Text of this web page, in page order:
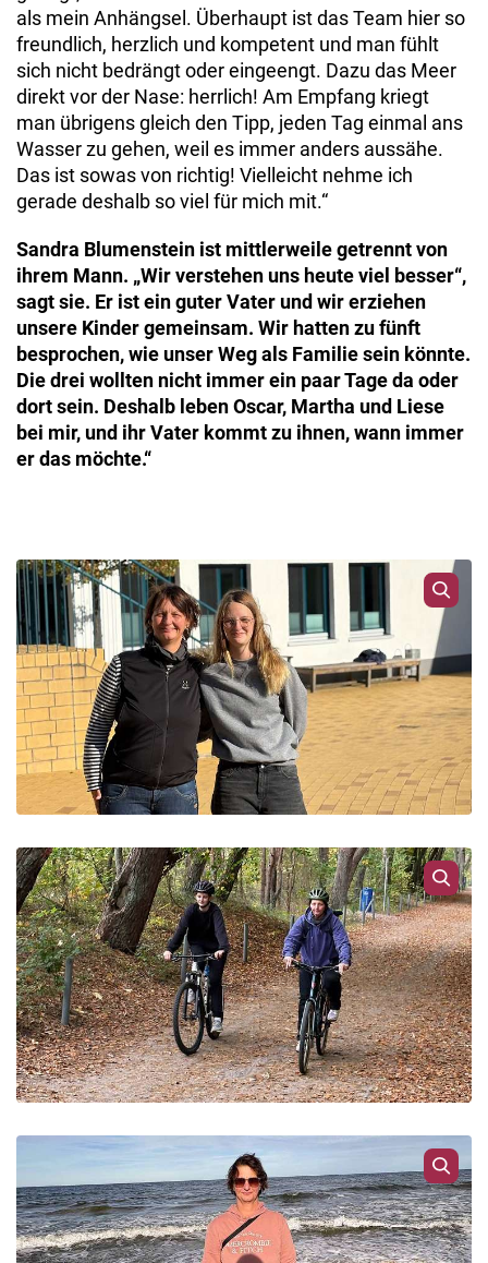
als mein Anhängsel. Überhaupt ist das Team hier so
freundlich, herzlich und kompetent und man fühlt
sich nicht bedrängt oder eingeengt. Dazu das Meer
direkt vor der Nase: herrlich! Am Empfang kriegt
man übrigens gleich den Tipp, jeden Tag einmal ans
Wasser zu gehen, weil es immer anders aussähe.
Das ist sowas von richtig! Vielleicht nehme ich
gerade deshalb so viel für mich mit.“
Sandra Blumenstein ist mittlerweile getrennt von
ihrem Mann. „Wir verstehen uns heute viel besser“,
sagt sie. Er ist ein guter Vater und wir erziehen
unsere Kinder gemeinsam. Wir hatten zu fünft
besprochen, wie unser Weg als Familie sein könnte.
Die drei wollten nicht immer ein paar Tage da oder
dort sein. Deshalb leben Oscar, Martha und Liese
bei mir, und ihr Vater kommt zu ihnen, wann immer
er das möchte.“